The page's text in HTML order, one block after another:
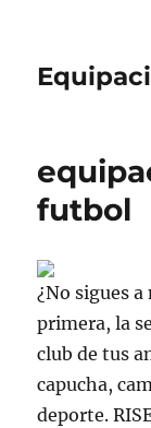
futbol
¿No sigues
primera, la
club de tus
capucha,
deporte.